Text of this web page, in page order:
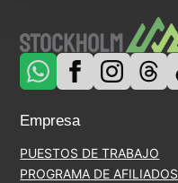
Empresa
PUESTOS DE TRABAJO
PROGRAMA DE AFILIADOS